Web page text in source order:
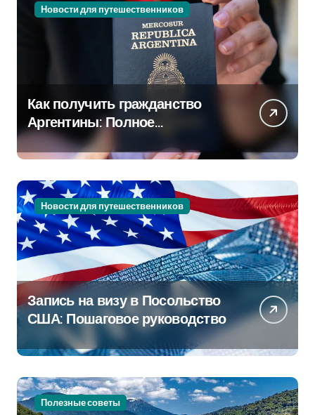
Новости для путешественников
Как получить гражданство
Аргентины: Полное
руководство
Новости для путешественников
Запись на визу в Посольство
США: Пошаговое руководство
Полезные советы